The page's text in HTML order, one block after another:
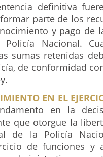
definitiva
parte de los
y pago de
Nacional.
sumas retenidas
de conformidad
EN EL
en la
que otorgue la
de la Policía
de funciones y